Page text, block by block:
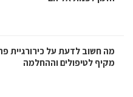
מה חשוב לדעת על כירורגיית
מקיף לטיפולים וההחלמה